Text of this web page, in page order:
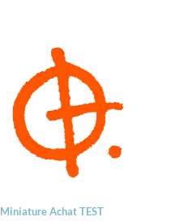
Miniature Achat TEST